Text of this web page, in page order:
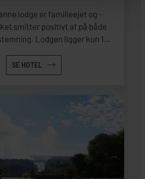
lodge er familieejet og -
smitter positivt af på både
Lodgen ligger kun 10
gode grunde til at vælge dette
grønne omgivelser og gode
åbne siddeområder og den
græsplæne og alle har egen lille
går igen i det meste af
lodgen.
SE HOTEL